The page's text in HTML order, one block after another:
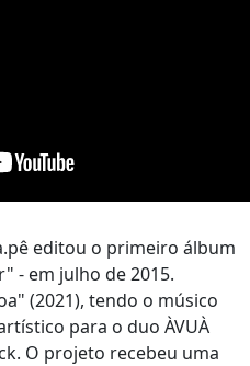
editou o primeiro álbum
- em julho de 2015.
(2021), tendo o músico
para o duo ÀVUÀ
O projeto recebeu uma